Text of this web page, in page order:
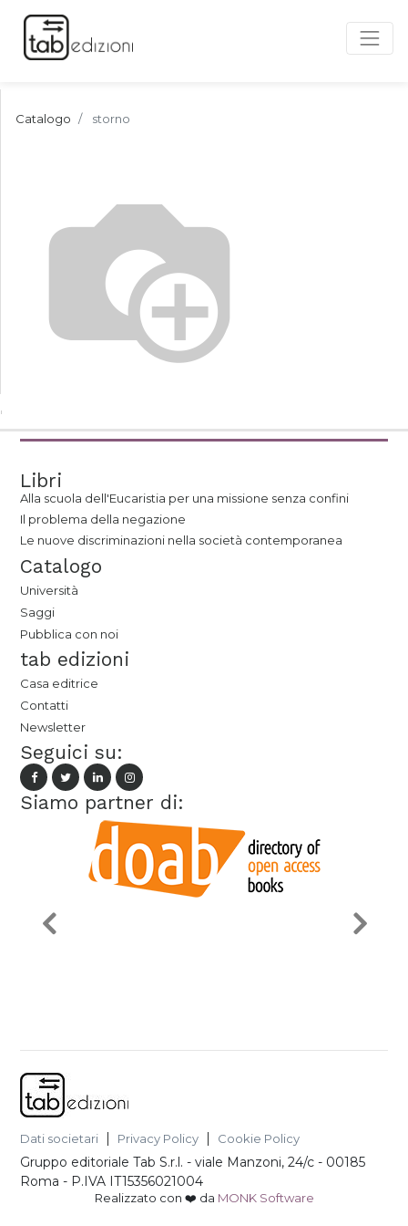
Catalogo storno
Libri
Alla scuola dell'Eucaristia per una missione senza confini
Il problema della negazione
Le nuove discriminazioni nella società contemporanea
Catalogo
Università
Saggi
Pubblica con noi
tab edizioni
Casa editrice
Contatti
Newsletter
Seguici su:
Siamo partner di:
Dati societari Privacy Policy Cookie Policy
Gruppo editoriale Tab S.r.l. -viale Manzoni, 24/c - 00185
Roma - P.IVA IT15356021004
Realizzato con ❤️ da MONK Software